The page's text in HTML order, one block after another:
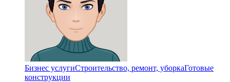
Бизнес услугиСтроительство, ремонт, уборкаГотовые
конструкции